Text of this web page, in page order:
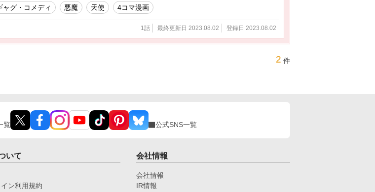
ャグ・コメディ 悪魔 天使 4コマ漫画
1話 最終更新日 2023.08.02 登録日 2023.08.02
2 件
覧 公式SNS一覧
いて
ン利用規約
会社情報
会社情報
IR情報